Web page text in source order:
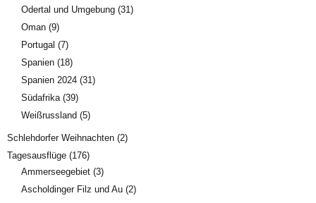
Odertal und Umgebung (31)
Oman (9)
Portugal (7)
Spanien (18)
Spanien 2024 (31)
Südafrika(39)
Weißrussland (5)
Schlehdorfer Weihnachten (2)
Tagesausflüge (176)
Ammerseegebiet (3)
Ascholdinger Filz und Au (2)